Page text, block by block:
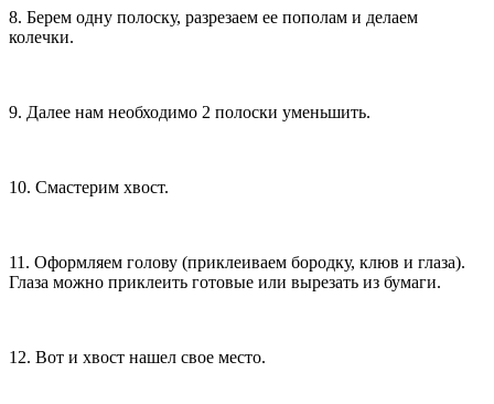
8. Берем одну полоску, разрезаем ее пополам и делаем
колечки.
9. Далее нам необходимо 2 полоски уменьшить.
10. Смастерим хвост.
11. Оформляем голову (приклеиваем бородку, клюв и глаза).
Глаза можно приклеить готовые или вырезать из бумаги.
12. Вот и хвост нашел свое место.